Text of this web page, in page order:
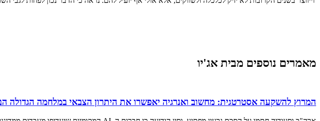
מאמרים נוספים מבית אג'יו
המרוץ להשקעה אסטרטגית: מחשוב ואנרגיה יאפשרו את היתרון הצבאי במלחמה הגדולה